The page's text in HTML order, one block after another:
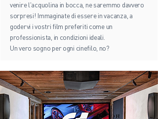
venire l'acquolina in bocca, ne saremmo davvero
sorpresi! Immaginate di essere in vacanza, a
godervi i vostri film preferiti come un
professionista, in condizioni ideali.
Un vero sogno per ogni cinefilo, no?